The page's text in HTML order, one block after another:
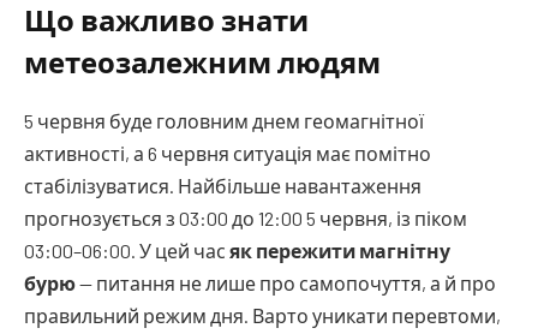
Що важливо знати
метеозалежним людям
5 червня буде головним днем геомагнітної
активності, а 6 червня ситуація має помітно
стабілізуватися. Найбільше навантаження
прогнозується з 03:00 до 12:00 5 червня, із піком
03:00–06:00. У цей час як пережити магнітну
бурю— питання не лише про самопочуття, а й про
правильний режим дня. Варто уникати перевтоми,